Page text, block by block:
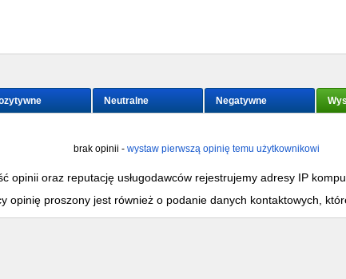
Neutralne Negatywne
brak opinii - wystaw pierwszą opinię temu użytkownikowi
opinii oraz reputację usługodawców rejestrujemy adresy IP
opinię proszony jest również o podanie danych kontaktowych,